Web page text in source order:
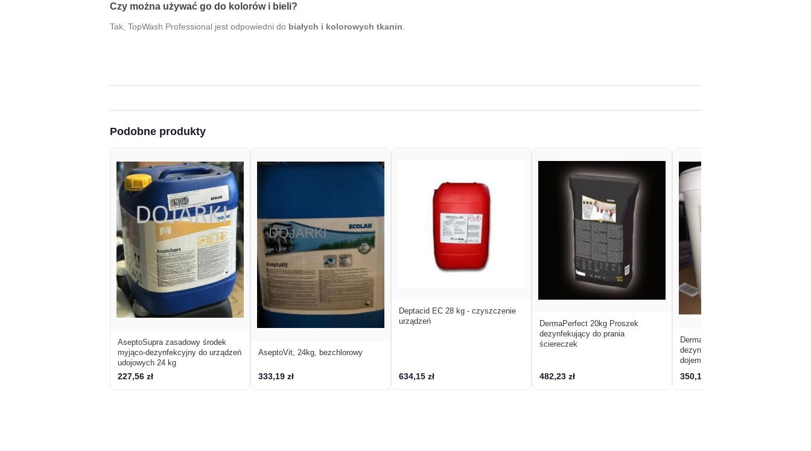
Czy można używać go do kolorów i bieli?
Tak, TopWash Professional jest odpowiedni do białych i kolorowych tkanin.
Podobne produkty
AseptoSupra zasadowy środek
myjąco-dezynfekcyjny do urządzeń
udojowych 24 kg
227,56 zł
AseptoVit, 24kg, bezchlorowy
333,19 zł
Deptacid EC 28 kg - czyszczenie
urządzeń
634,15 zł
DermaPerfect 20kg Proszek
dezynfekujący do prania
ściereczek
482,23 zł
DermaPowder 8kg czyszczenie i
dezynfekcja chusteczek przed
dojem
350,12 zł